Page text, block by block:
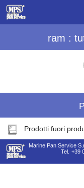
ram :
Prodotti fuori
Marine Pan Service
Tel.
+39